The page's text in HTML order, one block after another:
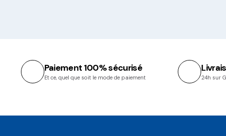
Paiement 100% sécurisé
Et ce, quel que soit le mode de paiement 24h sur